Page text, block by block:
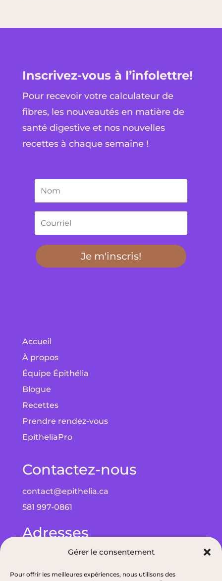
Gérer le consentement
Pour offrir les meilleures expériences, nous utilisons des
Inscrivez-vous à l’infolettre!
Pour recevoir votre calculateur de
fibres, les nouveautés en matière de
santé digestive et nos nouvelles
recettes à chaque semaine !
Je m'inscris!
Accueil
À propos
Équipe Épithélia
Blogue
Recettes
Prendre rendez-vous
EpitheliaPro
Contactez-nous
contact@epithelia.ca
581 997-0861
Adresses
Bureau à Québec : 5075 Wilfrid-Hamel Blvd
bureau 215, G2E 5G3